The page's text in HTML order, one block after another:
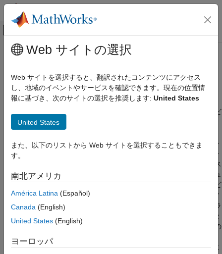
コンテンツへスキップ
オフキャンバス ナビゲーション メ
ドキュメンテーションのホーム
Computer Vision Toolbox
グラウンド トゥルースのイメージおよびビデ
カテゴリ
AI アシストによる自動ラベル付け
チームでのラベル付けプロジェクトの管理
AI モデル学習に向けたグラウンド トゥルー
スの使用
メインコンテンツ
チームでのラベル付けプロジェク
トの管理
イメージ ラベラー アプリを使用して、共同ラベル付けプロジェ
クトを作成および管理し、チーム メンバー間でラベル付けとレビ
ューのタスクを分担する
付けプロジェクトを作成および管理できます。一連のイメージを
読み込み、必要なラベルの定義を作成し、ラベル付けタスクをチ
ーム メンバーに割り当てることができます。ラベル付けプロセス
のどの時点でも、チーム メンバーはラベル付きイメージをレビュ
ーのために送信できます。レビュー タスクを作成して、同じレビ
ュー担当者や他のレビュー担当者に送信できます。レビューのフ
ィードバックに基づいて、チーム メンバーはラベルを修正し、ラ
ベル付けタスクを完了できます。ラベル付けとレビューのプロセ
スでは、作成したすべてのラベル付けタスクとレビュー タスクの
進行状況を追跡できます。チーム メンバーがタスクを完了する
と、ラベル付けされレビューされたイメージをアプリが自動的に
Web サイトの選択
Web サイトを選択すると、翻訳されたコンテンツにアクセス
し、地域のイベントやサービスを確認できます。現在の位置情
報に基づき、次のサイトの選択を推奨します: United States
United States
また、以下のリストから Web サイトを選択することもできま
す。
南北アメリカ
América Latina (Español)
Canada (English)
United States (English)
ヨーロッパ